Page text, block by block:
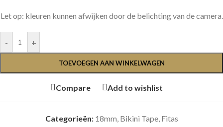
Let op: kleuren kunnen afwijken door de belichting van de camera.
- +
TOEVOEGEN AAN WINKELWAGEN
Compare Add to wishlist
Categorieën: 18mm, Bikini Tape, Fitas